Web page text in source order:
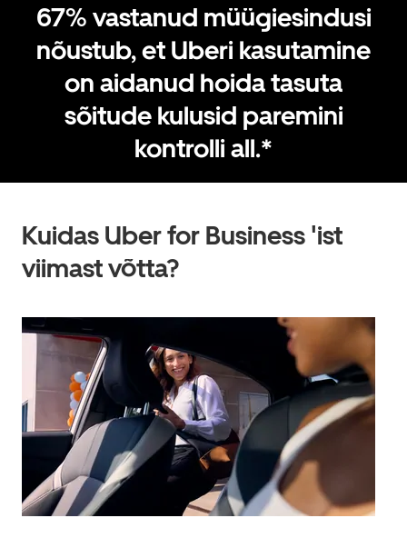
67% vastanud müügiesindusi
nõustub, et Uberi kasutamine
on aidanud hoida tasuta
sõitude kulusid paremini
kontrolli all.*
Kuidas Uber for Business 'ist
viimast võtta?